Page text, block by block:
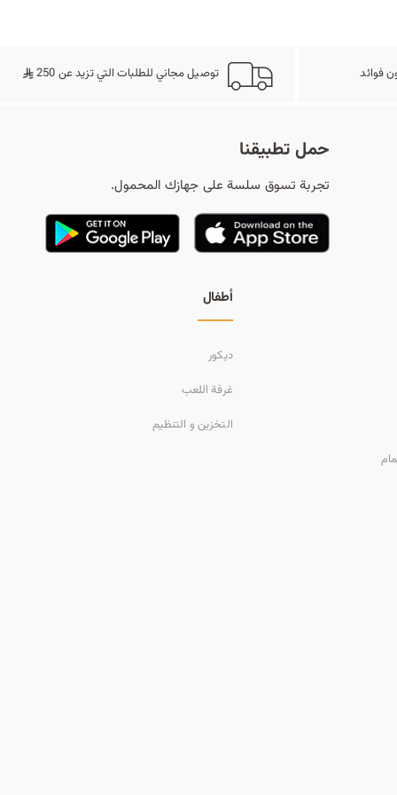
ح
ث فوائد توصيل مجاني للطلبات التي تزيد عن 250
حمل تطبيقنا
تجربة تسوق سلسة على جهازك المحمول.
أطفال
ديكور
غرفة اللعب
التخزين و التنظيم